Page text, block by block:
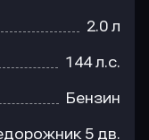
2.0 л
144 л.с.
Бензин
5 дв.